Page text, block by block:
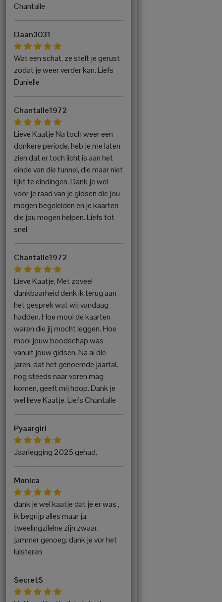
Chantalle
Daan3031
Wat een schat, ze stelt je gerust
zodat je weer verder kan. Liefs
Danielle
Chantalle1972
Lieve Kaatje Na toch weer een
donkere periode, heb je me laten
zien dat er toch licht is aan het
einde van die tunnel, die maar niet
lijkt te eindingen. Dank je wel
voor je raad van je gidsen die jou
mogen begeleiden en je kaarten
die jou mogen helpen. Liefs tot
snel
Chantalle1972
Lieve Kaatje, Met zoveel
dankbaarheid denk ik terug aan
het gesprek wat wij vandaag
hadden. Hoe mooi de kaarten
waren die jij mocht leggen. Hoe
mooi jouw boodschap was
vanuit jouw gidsen. Na al die
jaren, dat het genoemde jaartal,
nog steeds naar voren mag
komen, geeft mij hoop. Dank je
wel lieve Kaatje. Liefs Chantalle
Pyaargirl
Jaarlegging 2025 gehad.
Monica
dank je wel kaatje dat je er was ,
ik begrijp alles maar ja.
tweelingzilelne zijn zwaar.
jammer genoeg. dank je vor het
luisteren
SecretS